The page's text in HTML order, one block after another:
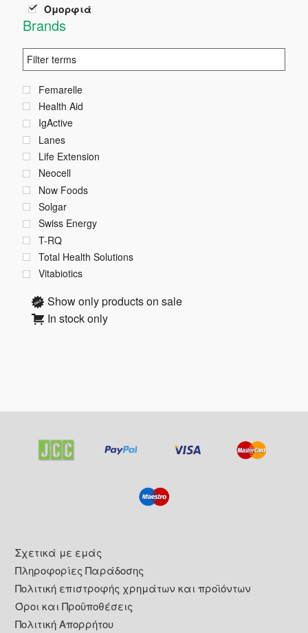
Ομορφιά
Brands
Femarelle
Health Aid
IgActive
Lanes
Life Extension
Neocell
Now Foods
Solgar
Swiss Energy
T-RQ
Total Health Solutions
Vitabiotics
Show only products on sale
In stock only
Footer
Σχετικά με εμάς
Πληροφορίες Παράδοσης
Πολιτική επιστροφής χρημάτων και προϊόντων
Όροι και Προϋποθέσεις
Πολιτική Απορρήτου